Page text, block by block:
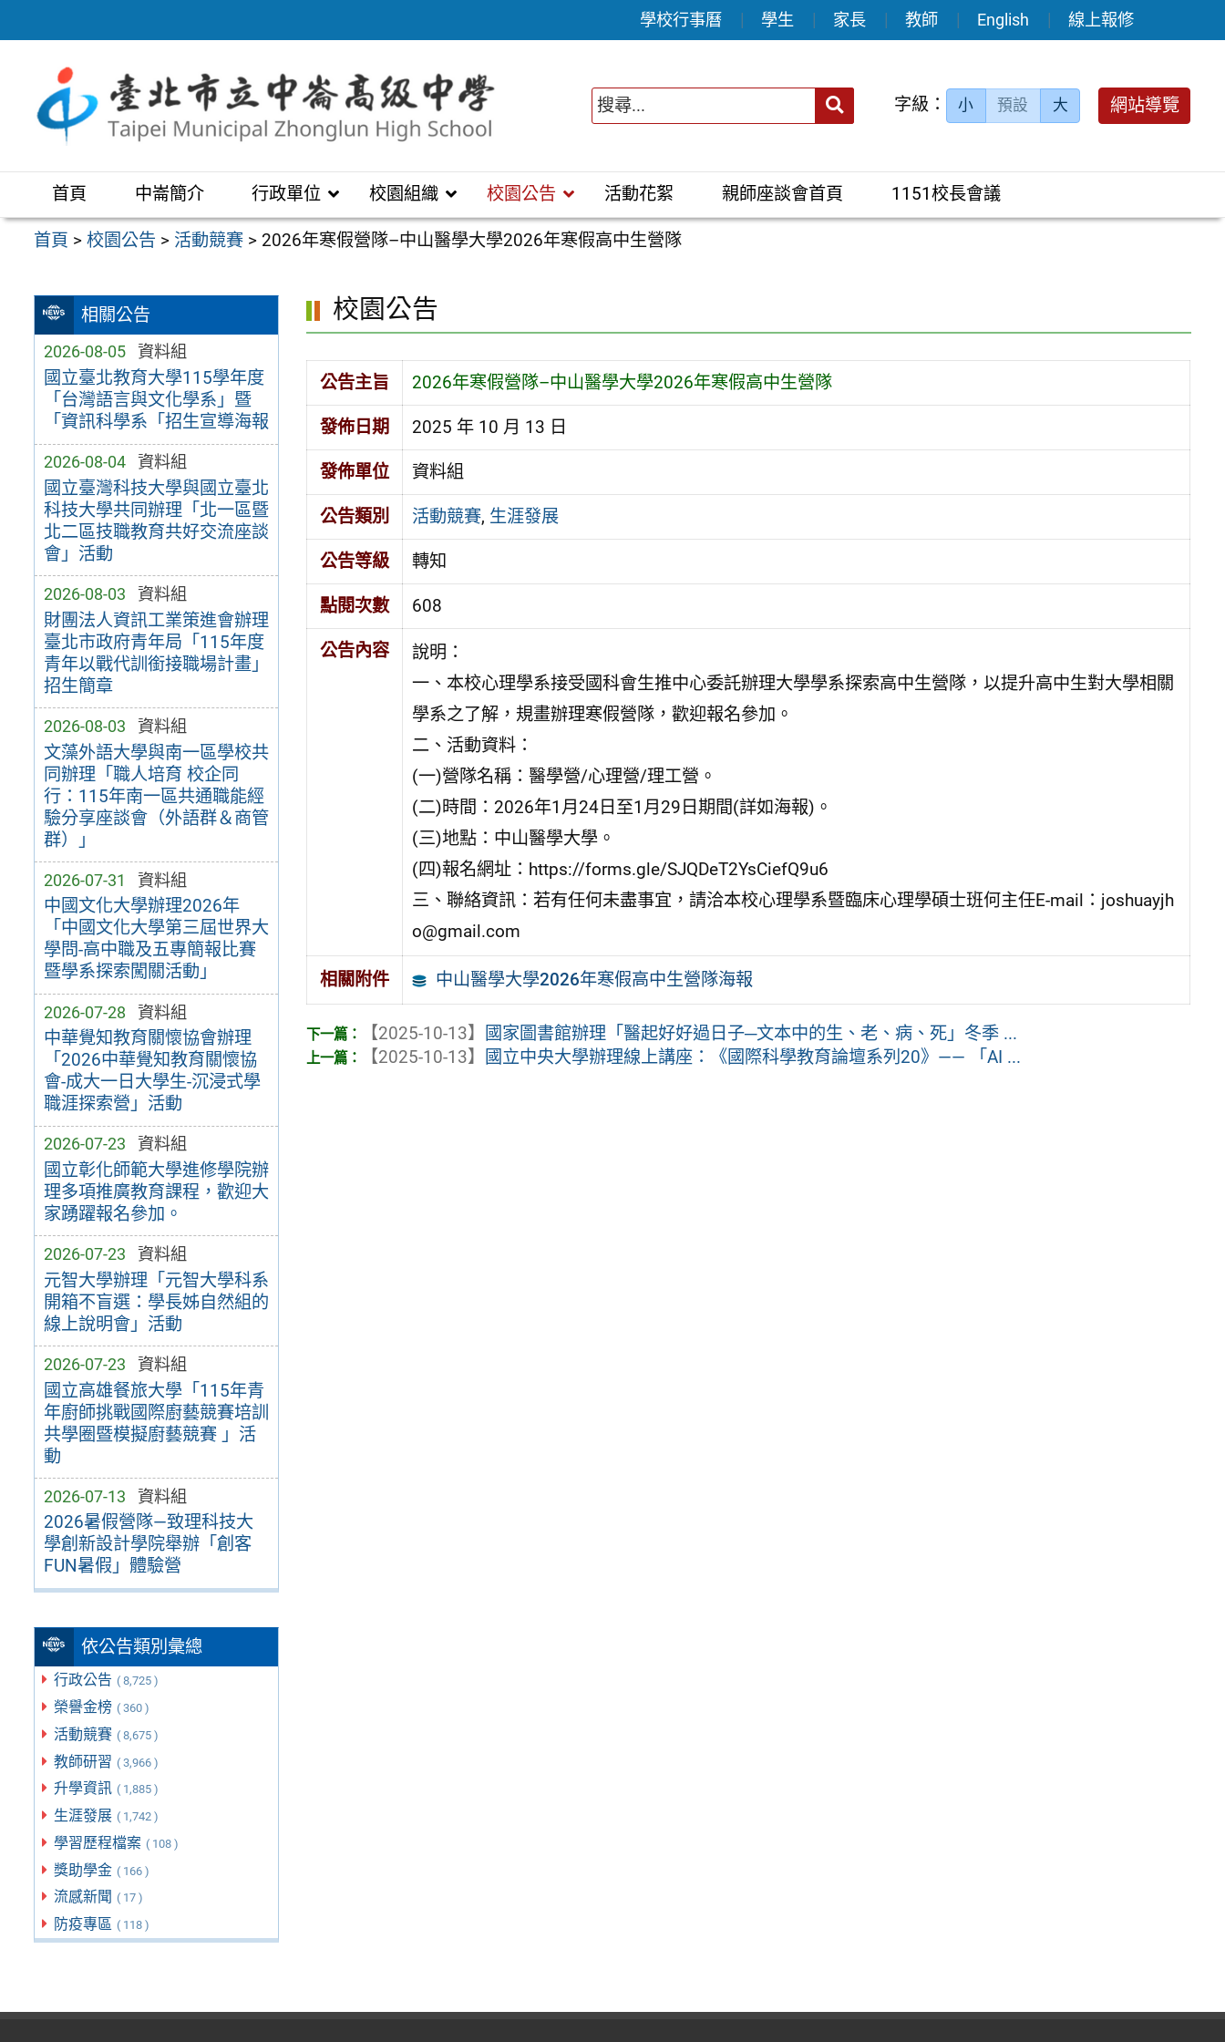
至
區
學校行事曆 學生 家長 教師 English 線上報修
送出 字級： 小 預設 大 網站導覽
首頁 中崙簡介 行政單位 校園組織 校園公告 活動花絮 親師座談會首頁 1151校長會議
首頁 >校園公告 > 活動競賽 > 2026年寒假營隊–中山醫學大學2026年寒假高中生營隊
相關公告
2026-08-05 資料組
國立臺北教育大學115學年度
「台灣語言與文化學系」暨
「資訊科學系「招生宣導海報
2026-08-04 資料組
國立臺灣科技大學與國立臺北
科技大學共同辦理「北一區暨
北二區技職教育共好交流座談
會」活動
2026-08-03 資料組
財團法人資訊工業策進會辦理
臺北市政府青年局「115年度
青年以戰代訓銜接職場計畫」
招生簡章
2026-08-03 資料組
文藻外語大學與南一區學校共
同辦理「職人培育 校企同
行：115年南一區共通職能經
驗分享座談會（外語群＆商管
群）」
2026-07-31 資料組
中國文化大學辦理2026年
「中國文化大學第三屆世界大
學問-高中職及五專簡報比賽
暨學系探索闖關活動」
2026-07-28 資料組
中華覺知教育關懷協會辦理
「2026中華覺知教育關懷協
會-成大一日大學生-沉浸式學
職涯探索營」活動
2026-07-23 資料組
國立彰化師範大學進修學院辦
理多項推廣教育課程，歡迎大
家踴躍報名參加。
2026-07-23 資料組
元智大學辦理「元智大學科系
開箱不盲選：學長姊自然組的
線上說明會」活動
2026-07-23 資料組
國立高雄餐旅大學「115年青
年廚師挑戰國際廚藝競賽培訓
共學圈暨模擬廚藝競賽 」活
動
2026-07-13 資料組
2026暑假營隊—致理科技大
學創新設計學院舉辦「創客
FUN暑假」體驗營
依公告類別彙總
行政公告 ( 8,725 )
榮譽金榜 ( 360 )
活動競賽 ( 8,675 )
教師研習 ( 3,966 )
升學資訊 ( 1,885 )
生涯發展 ( 1,742 )
學習歷程檔案 ( 108 )
獎助學金 ( 166 )
流感新聞 ( 17 )
防疫專區 ( 118 )
校園公告
公告主旨 2026年寒假營隊–中山醫學大學2026年寒假高中生營隊
發佈日期 2025 年 10 月 13 日
發佈單位 資料組
公告類別 活動競賽, 生涯發展
公告等級 轉知
點閱次數 608
公告內容
說明：
一、本校心理學系接受國科會生推中心委託辦理大學學系探索高中生營隊，以提升高中生對大學相關
學系之了解，規畫辦理寒假營隊，歡迎報名參加。
二、活動資料：
(一)營隊名稱：醫學營/心理營/理工營。
(二)時間：2026年1月24日至1月29日期間(詳如海報)。
(三)地點：中山醫學大學。
(四)報名網址：https://forms.gle/SJQDeT2YsCiefQ9u6
三、聯絡資訊：若有任何未盡事宜，請洽本校心理學系暨臨床心理學碩士班何主任E-mail：joshuayjh
o@gmail.com
相關附件 中山醫學大學2026年寒假高中生營隊海報
【2025-10-13】
國家圖書館辦理「醫起好好過日子─文本中的生、老、病、死」冬季 ...
【2025-10-13】
國立中央大學辦理線上講座：《國際科學教育論壇系列20》—— 「AI ...